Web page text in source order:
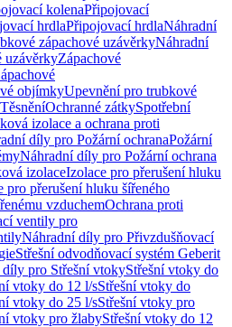
kolenaPřipojovací
hrdlaPřipojovací hrdlaNáhradní
zápachové uzávěrkyNáhradní
uzávěrkyZápachové
objímkyUpevnění pro trubkové
TěsněníOchranné zátkySpotřební
izolace a ochrana proti
díly pro Požární ochranaPožární
Náhradní díly pro Požární ochrana
izolaceIzolace pro přerušení hluku
pro přerušení hluku šířeného
vzduchemOchrana proti
ventily pro
Náhradní díly pro Přivzdušňovací
Střešní odvodňovací systém Geberit
pro Střešní vtokyStřešní vtoky do
vtoky do 12 l/sStřešní vtoky do
vtoky do 25 l/sStřešní vtoky pro
vtoky pro žlabyStřešní vtoky do 12